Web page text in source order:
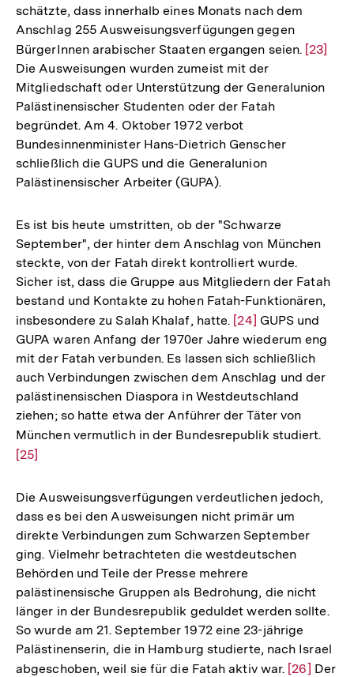
schätzte, dass innerhalb eines Monats nach dem
Anschlag 255 Ausweisungsverfügungen gegen
BürgerInnen arabischer Staaten ergangen seien. Zur
der
[23]
Die Ausweisungen wurden zumeist mit der
Mitgliedschaft oder Unterstützung der Generalunion
Palästinensischer Studenten oder der Fatah
begründet. Am 4. Oktober 1972 verbot
Bundesinnenminister Hans-Dietrich Genscher
schließlich die GUPS und die Generalunion
Palästinensischer Arbeiter (GUPA).
Es ist bis heute umstritten, ob der "Schwarze
September", der hinter dem Anschlag von München
steckte, von der Fatah direkt kontrolliert wurde.
Sicher ist, dass die Gruppe aus Mitgliedern der Fatah
bestand und Kontakte zu hohen Fatah-Funktionären,
insbesondere zu Salah Khalaf, hatte. Zur
Auflösung
der
Fußnote
[24] GUPS und
GUPA waren Anfang der 1970er Jahre wiederum eng
mit der Fatah verbunden. Es lassen sich schließlich
auch Verbindungen zwischen dem Anschlag und der
palästinensischen Diaspora in Westdeutschland
ziehen; so hatte etwa der Anführer der Täter von
München vermutlich in der Bundesrepublik studiert.
[25]
Die Ausweisungsverfügungen verdeutlichen jedoch,
dass es bei den Ausweisungen nicht primär um
direkte Verbindungen zum Schwarzen September
ging. Vielmehr betrachteten die westdeutschen
Behörden und Teile der Presse mehrere
palästinensische Gruppen als Bedrohung, die nicht
länger in der Bundesrepublik geduldet werden sollte.
So wurde am 21. September 1972 eine 23-jährige
Palästinenserin, die in Hamburg studierte, nach Israel
abgeschoben, weil sie für die Fatah aktiv war. Zur
[26] Der